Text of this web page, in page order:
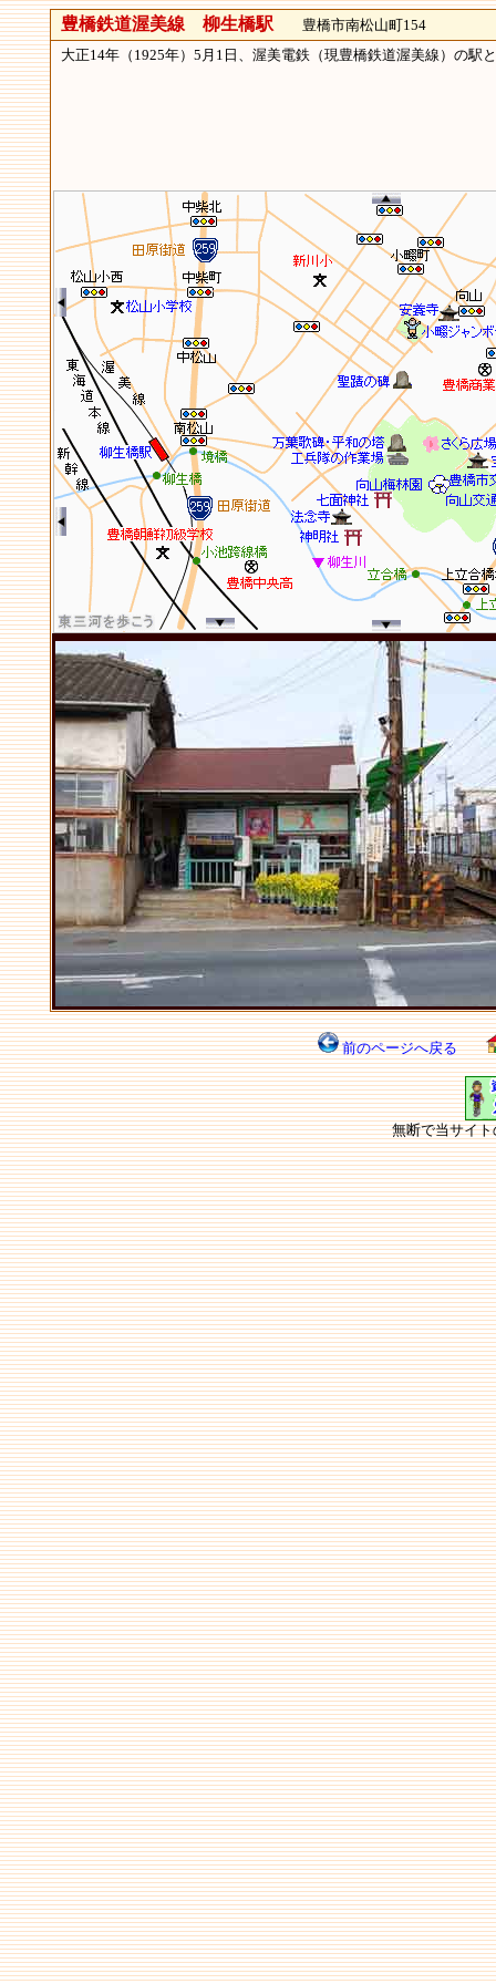
豊橋鉄道渥美線 柳生橋駅豊橋市南松山町154
大正14年（1925年）5月1日、渥美電鉄（現豊橋鉄道渥美線）の駅
前のページへ戻る
無断で当サイ